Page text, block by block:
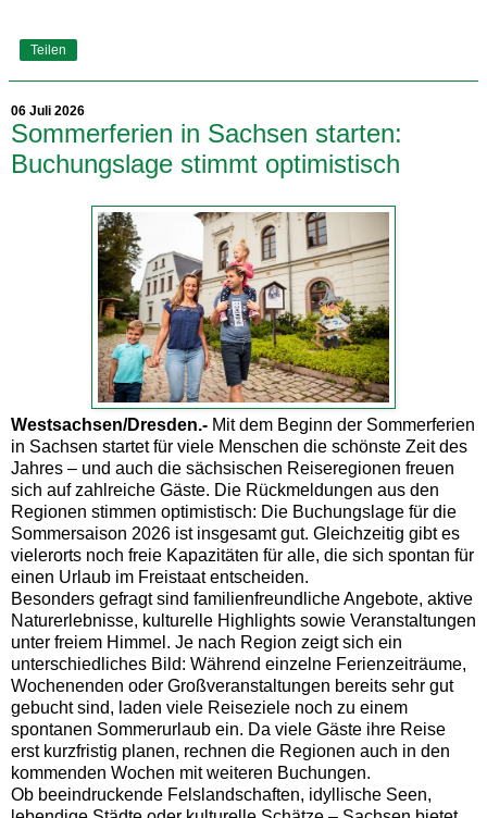
Teilen
06 Juli 2026
Sommerferien in Sachsen starten:
Buchungslage stimmt optimistisch
Westsachsen/Dresden.- Mit dem Beginn der Sommerferien
in Sachsen startet für viele Menschen die schönste Zeit des
Jahres – und auch die sächsischen Reiseregionen freuen
sich auf zahlreiche Gäste. Die Rückmeldungen aus den
Regionen stimmen optimistisch: Die Buchungslage für die
Sommersaison 2026 ist insgesamt gut. Gleichzeitig gibt es
vielerorts noch freie Kapazitäten für alle, die sich spontan für
einen Urlaub im Freistaat entscheiden.
Besonders gefragt sind familienfreundliche Angebote, aktive
Naturerlebnisse, kulturelle Highlights sowie Veranstaltungen
unter freiem Himmel. Je nach Region zeigt sich ein
unterschiedliches Bild: Während einzelne Ferienzeiträume,
Wochenenden oder Großveranstaltungen bereits sehr gut
gebucht sind, laden viele Reiseziele noch zu einem
spontanen Sommerurlaub ein. Da viele Gäste ihre Reise
erst kurzfristig planen, rechnen die Regionen auch in den
kommenden Wochen mit weiteren Buchungen.
Ob beeindruckende Felslandschaften, idyllische Seen,